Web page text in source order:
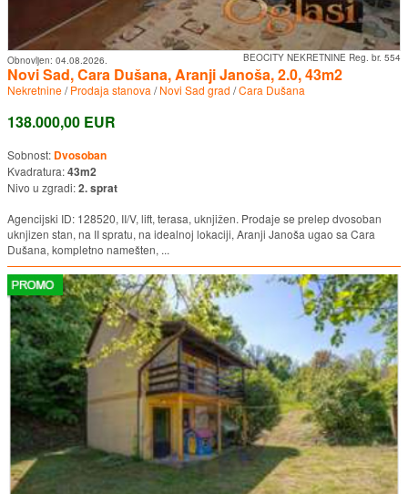
BEOCITY NEKRETNINE Reg. br. 554
Obnovljen: 04.08.2026.
Novi Sad, Cara Dušana, Aranji Janoša, 2.0, 43m2
Nekretnine/Prodaja stanova/Novi Sad grad /Cara Dušana
138.000,00 EUR
Sobnost: Dvosoban
Kvadratura:43m2
Nivo u zgradi:2. sprat
Agencijski ID: 128520, II/V, lift, terasa, uknjižen. Prodaje se prelep dvosoban
uknjizen stan, na II spratu, na idealnoj lokaciji, Aranji Janoša ugao sa Cara
Dušana, kompletno namešten, ...